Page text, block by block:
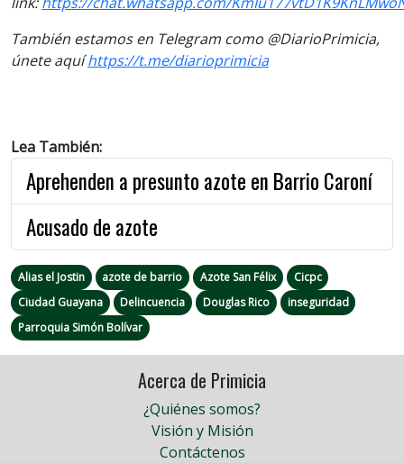
También estamos en Telegram como @DiarioPrimicia,
únete aquíhttps://t.me/diarioprimicia
Lea También:
Aprehenden a presunto azote en Barrio Caroní
Acusado de azote
Alias el Jostin azote de barrio Azote San Félix
Cicpc
Ciudad Guayana
Delincuencia Douglas Rico
inseguridad
Parroquia Simón Bolívar
Acerca de Primicia
¿Quiénes somos?
Visión y Misión
Contáctenos